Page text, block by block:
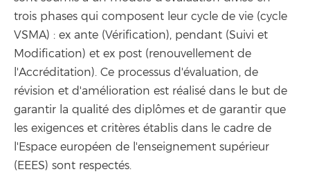
trois phases qui composent leur cycle de vie (cycle
VSMA) : ex ante (Vérification), pendant (Suivi et
Modification) et ex post (renouvellement de
l'Accréditation). Ce processus d'évaluation, de
révision et d'amélioration est réalisé dans le but de
garantir la qualité des diplômes et de garantir que
les exigences et critères établis dans le cadre de
l'Espace européen de l'enseignement supérieur
(EEES) sont respectés.